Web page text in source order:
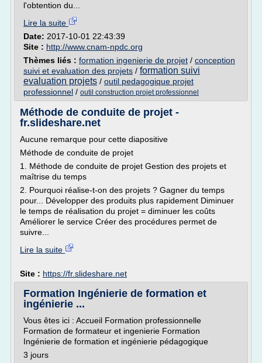
l'obtention du...
Lire la suite
Date: 2017-10-01 22:43:39
Site : http://www.cnam-npdc.org
Thèmes liés : formation ingenierie de projet / conception
suivi et evaluation des projets / formation suivi
evaluation projets / outil pedagogique projet
professionnel / outil construction projet professionnel
Méthode de conduite de projet -
fr.slideshare.net
Aucune remarque pour cette diapositive
Méthode de conduite de projet
1. Méthode de conduite de projet Gestion des projets et
maîtrise du temps
2. Pourquoi réalise-t-on des projets ? Gagner du temps
pour... Développer des produits plus rapidement Diminuer
le temps de réalisation du projet = diminuer les coûts
Améliorer le service Créer des procédures permet de
suivre...
Lire la suite
Site : https://fr.slideshare.net
Formation Ingénierie de formation et
ingénierie ...
Vous êtes ici : Accueil Formation professionnelle
Formation de formateur et ingenierie Formation
Ingénierie de formation et ingénierie pédagogique
3 jours